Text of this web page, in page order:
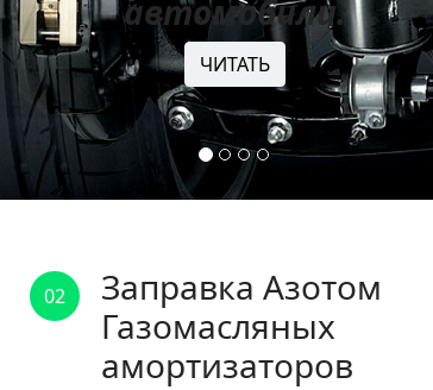
автомобили.
ЧИТАТЬ
02
Заправка Азотом
Газомасляных
амортизаторов